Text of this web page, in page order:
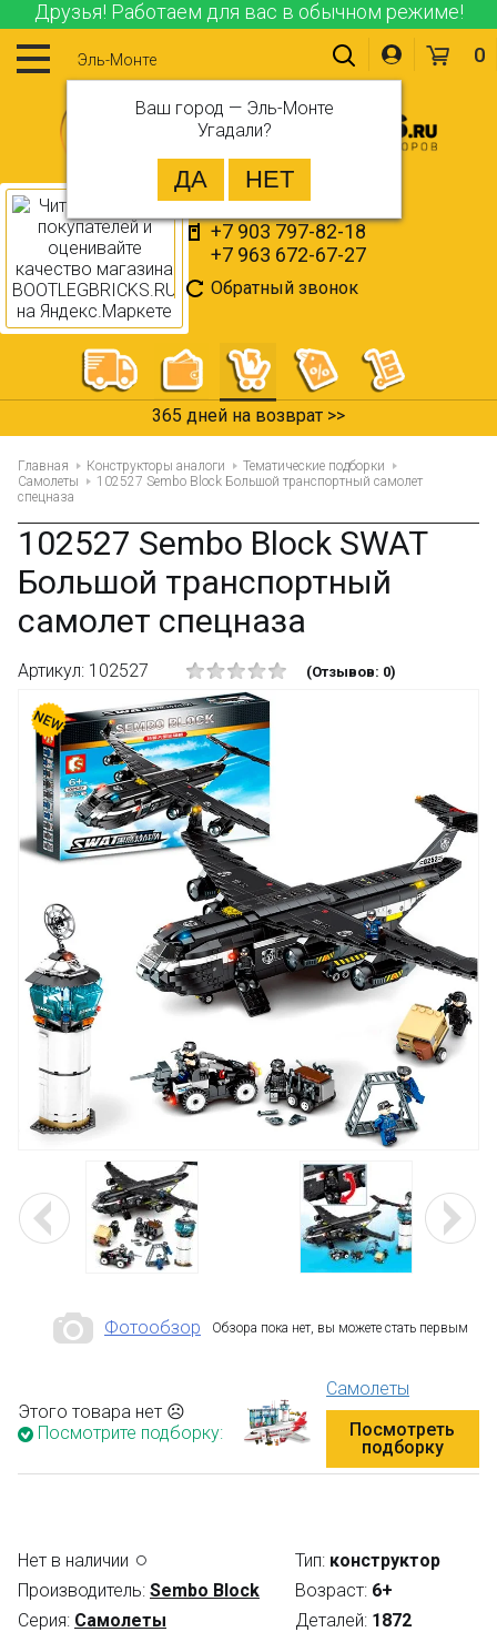
Друзья! Работаем для вас в обычном режиме!
Эль-Монте
Ваш город — Эль-Монте
Угадали?
+7 903 797-82-18
+7 963 672-67-27
Обратный звонок
0
365 дней на возврат >>
Главная Конструкторы аналоги
Тематические подборки
Самолеты
102527 Sembo Block Большой транспортный самолет
спецназа
102527 Sembo Block SWAT
Большой транспортный
самолет спецназа
Артикул: 102527 (Отзывов: 0)
Фотообзор Обзора пока нет, вы можете стать первым
Этого товара нет ☹
Посмотрите подборку:
Самолеты
Посмотреть
подборку
Нет в наличии
Производитель: Sembo Block
Серия: Самолеты
Тип: конструктор
Возраст: 6+
Деталей: 1872